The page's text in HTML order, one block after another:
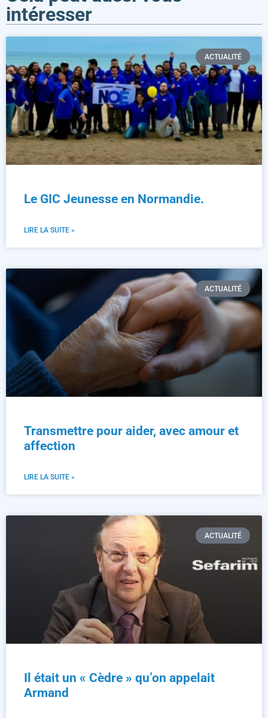
intéresser
ACTUALITÉ
Le GIC Jeunesse en Normandie.
LIRE LA SUITE »
ACTUALITÉ
Transmettre pour aider, avec amour et
affection
LIRE LA SUITE »
ACTUALITÉ
Il était un « Cèdre » qu’on appelait
Armand